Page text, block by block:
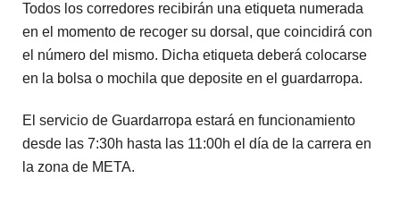
Todos los corredores recibirán una etiqueta numerada
en el momento de recoger su dorsal, que coincidirá con
el número del mismo. Dicha etiqueta deberá colocarse
en la bolsa o mochila que deposite en el guardarropa.
El servicio de Guardarropa estará en funcionamiento
desde las 7:30h hasta las 11:00h el día de la carrera en
la zona de META.